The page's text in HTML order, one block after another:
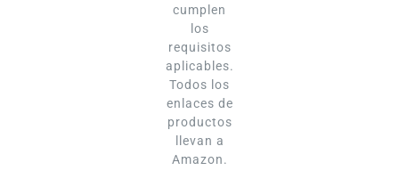
cumplen
los
requisitos
aplicables.
Todos los
enlaces de
productos
llevan a
Amazon.